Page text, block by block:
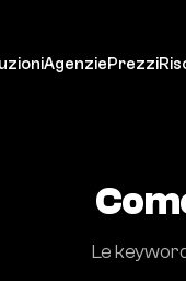
AgenziePrezzi
Le